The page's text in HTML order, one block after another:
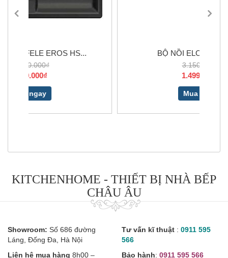
BỘ NỒI ELO OSCAR 3...
KITCHENHOME - THIẾT BỊ NHÀ BẾP
CHÂU ÂU
Showroom: Số 686 đường
Láng, Đống Đa, Hà Nội
Liên hệ mua hàng 8h00 –
Tư vấn kĩ thuật : 0911 595
566
Bảo hành: 0911 595 566